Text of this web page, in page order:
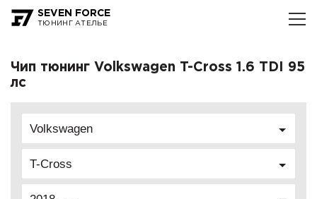
SEVEN FORCE
ТЮНИНГ АТЕЛЬЕ
Чип тюнинг Volkswagen T-Cross 1.6 TDI 95
лс
Volkswagen
T-Cross